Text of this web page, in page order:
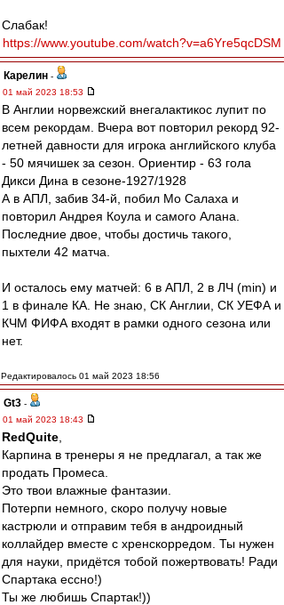
Слабак!
https://www.youtube.com/watch?v=a6Yre5qcDSM
Карелин -
01 май 2023 18:53
В Англии норвежский внегалактикос лупит по
всем рекордам. Вчера вот повторил рекорд 92-
летней давности для игрока английского клуба
- 50 мячишек за сезон. Ориентир - 63 гола
Дикси Дина в сезоне-1927/1928
А в АПЛ, забив 34-й, побил Мо Салаха и
повторил Андрея Коула и самого Алана.
Последние двое, чтобы достичь такого,
пыхтели 42 матча.
И осталось ему матчей: 6 в АПЛ, 2 в ЛЧ (min) и
1 в финале КА. Не знаю, СК Англии, СК УЕФА и
КЧМ ФИФА входят в рамки одного сезона или
нет.
Редактировалось 01 май 2023 18:56
Gt3 -
01 май 2023 18:43
RedQuite
Карпина в тренеры я не предлагал, а так же
продать Промеса.
Это твои влажные фантазии.
Потерпи немного, скоро получу новые
кастрюли и отправим тебя в андроидный
коллайдер вместе с хренскорредом. Ты нужен
для науки, придётся тобой пожертвовать! Ради
Спартака ессно!)
Ты же любишь Спартак!))